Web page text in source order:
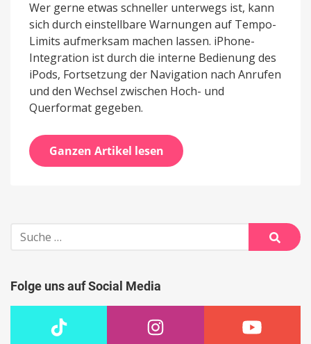
Wer gerne etwas schneller unterwegs ist, kann
sich durch einstellbare Warnungen auf Tempo-
Limits aufmerksam machen lassen. iPhone-
Integration ist durch die interne Bedienung des
iPods, Fortsetzung der Navigation nach Anrufen
und den Wechsel zwischen Hoch- und
Querformat gegeben.
Ganzen Artikel lesen
Suche
nach:
Suche
Folge uns auf Social Media